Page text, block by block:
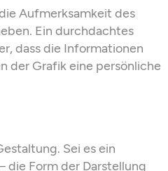
Aufmerksamkeit des
Ein durchdachtes
dass die Informationen
der Grafik eine persönliche
Sei es ein
die Form der Darstellung